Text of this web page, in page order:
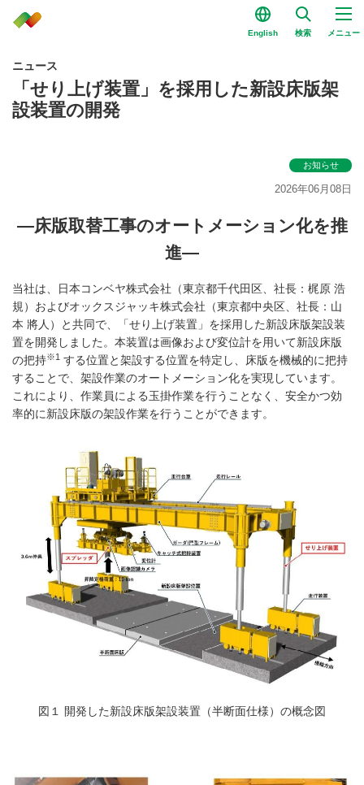
English 検索 メニュー
ニュース
「せり上げ装置」を採用した新設床版架
設装置の開発
お知らせ
2026年06月08日
―床版取替工事のオートメーション化を推
進―
当社は、日本コンベヤ株式会社（東京都千代⽥区、社⻑：梶原 浩
規）およびオックスジャッキ株式会社（東京都中央区、社⻑：⼭
本 將人）と共同で、「せり上げ装置」を採用した新設床版架設装
置を開発しました。本装置は画像および変位計を用いて新設床版
の把持※1 する位置と架設する位置を特定し、床版を機械的に把持
することで、架設作業のオートメーション化を実現しています。
これにより、作業員による玉掛作業を行うことなく、安全かつ効
率的に新設床版の架設作業を行うことができます。
図１ 開発した新設床版架設装置（半断面仕様）の概念図